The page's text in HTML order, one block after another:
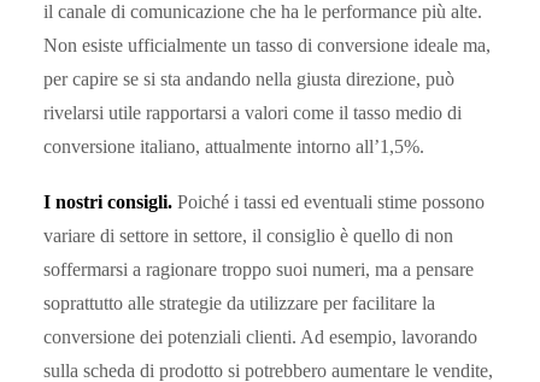
il canale di comunicazione che ha le performance più alte.
Non esiste ufficialmente un tasso di conversione ideale ma,
per capire se si sta andando nella giusta direzione, può
rivelarsi utile rapportarsi a valori come il tasso medio di
conversione italiano, attualmente intorno all’1,5%.
I nostri consigli. Poiché i tassi ed eventuali stime possono
variare di settore in settore, il consiglio è quello di non
soffermarsi a ragionare troppo suoi numeri, ma a pensare
soprattutto alle strategie da utilizzare per facilitare la
conversione dei potenziali clienti. Ad esempio, lavorando
sulla scheda di prodotto si potrebbero aumentare le vendite,